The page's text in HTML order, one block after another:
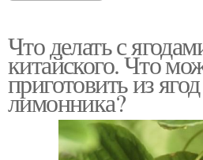
Что делать с
китайского. Что
приготовить из
лимонника?